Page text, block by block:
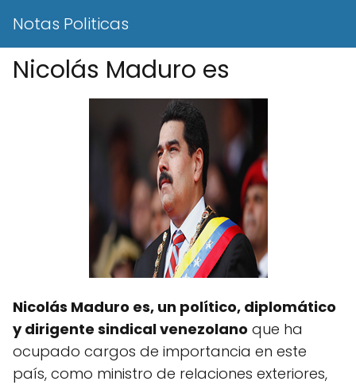
Notas Politicas
Nicolás Maduro es
Nicolás Maduro es, un político, diplomático
y dirigente sindical venezolano que ha
ocupado cargos de importancia en este
país, como ministro de relaciones exteriores,